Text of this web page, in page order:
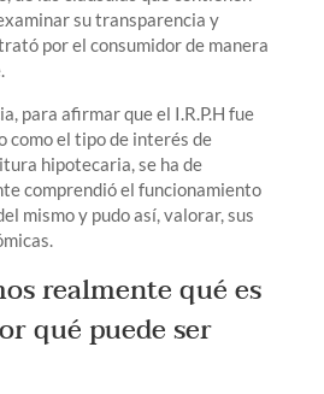
su transparencia y
por el consumidor de manera
para afirmar que el I.R.P.H fue
como el tipo de interés de
hipotecaria, se ha de
comprendió el funcionamiento
mismo y pudo así, valorar, sus
realmente qué es
qué puede ser